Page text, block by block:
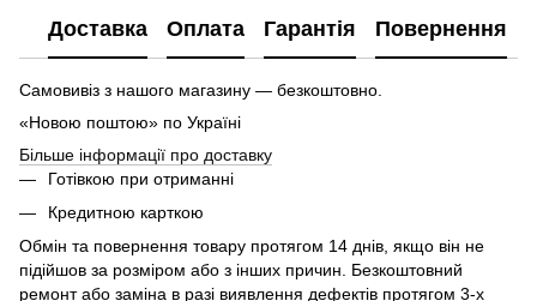
Доставка Оплата Гарантія Повернення
Самовивіз з нашого магазину — безкоштовно.
«Новою поштою» по Україні
Більше інформації про доставку
Готівкою при отриманні
Кредитною карткою
Обмін та повернення товару протягом 14 днів, якщо він не
підійшов за розміром або з інших причин. Безкоштовний
ремонт або заміна в разі виявлення дефектів протягом 3-х